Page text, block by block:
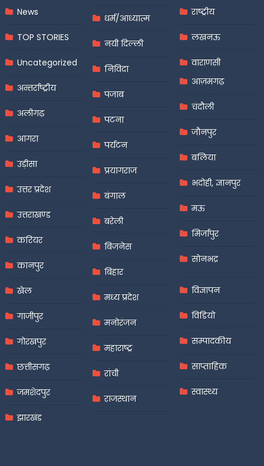
News
TOP STORIES
Uncategorized
अन्तर्राष्ट्रीय
अलीगढ़
आगरा
उड़ीसा
उत्तर प्रदेश
उत्तराखण्ड
करियर
कानपुर
खेल
गाजीपुर
गोरखपुर
छत्तीसगढ़
जमशेदपुर
झारखंड
धर्म/आध्यात्म
नयी दिल्ली
निविदा
पंजाब
पटना
पर्यटन
प्रयागराज
बंगाल
बरेली
बिजनेस
बिहार
मध्य प्रदेश
मनोरंजन
महाराष्ट्र
रांची
राजस्थान
राष्ट्रीय
लखनऊ
वाराणसी
आज़मगढ़
चंदौली
जौनपुर
बलिया
भदोही, ज्ञानपुर
मऊ
मिर्जापुर
सोनभद्र
विज्ञापन
विडियो
सम्पादकीय
साप्ताहिक
स्वास्थ्य